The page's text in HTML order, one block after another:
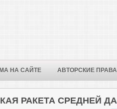
НА САЙТЕ АВТОРСКИЕ ПРАВА
РАКЕТА СРЕДНЕЙ